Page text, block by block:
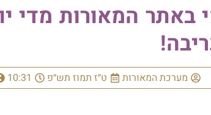
באתר המאורות
מערכת המאורות ט״ז תמוז תש״פ 10:31